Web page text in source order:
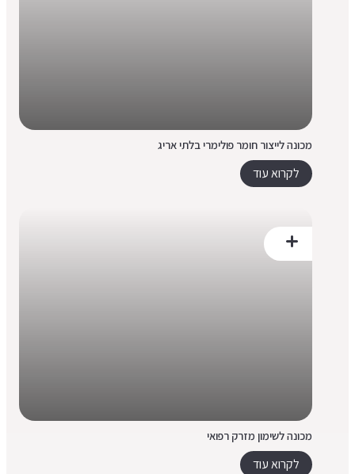
מכונה לייצור חומר פולימרי בלתי אריג
לקרוא עוד
מכונה לשימון מזרק רפואי
לקרוא עוד